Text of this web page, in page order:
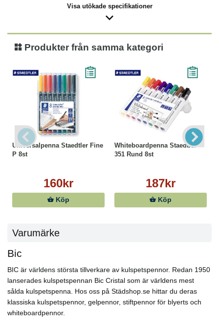
Visa utökade specifikationer
Produkter från samma kategori
Universalpenna Staedtler Fine
P 8st
160kr
Köp
Whiteboardpenna Staedtler
351 Rund 8st
187kr
Köp
Varumärke
Bic
BIC är världens största tillverkare av kulspetspennor. Redan 1950
lanserades kulspetspennan Bic Cristal som är världens mest
sålda kulspetspenna. Hos oss på Städshop.se hittar du deras
klassiska kulspetspennor, gelpennor, stiftpennor för blyerts och
whiteboardpennor.